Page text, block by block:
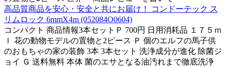
高品質商品を安心・安全と共にお届け！ コンドーテック ス
リムロック 6mmX4m (052084O0604)
コンパクト 商品情報3本セットＰ 700円 日用消耗品 １７５ｍ
ｌ 花の動物モデルの置物と2ピース Ｐ 個のエルフの馬子供
のおもちゃの家の装飾 3本 3本セット 洗浄成分が進化 除菌ジ
ョイ Ｇ 送料無料 本体 菌のエサとなる油汚れまで徹底洗浄